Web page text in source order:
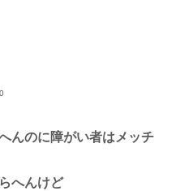
んのに障がい者はメッチ
へんけど